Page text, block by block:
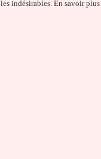
indésirables.En savoir plus